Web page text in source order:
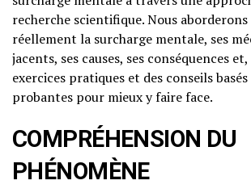
recherche scientifique. Nous aborderons
réellement la surcharge mentale, ses
jacents, ses causes, ses conséquences
exercices pratiques et des conseils
probantes pour mieux y faire face.
COMPRÉHENSION DU
PHÉNOMÈNE